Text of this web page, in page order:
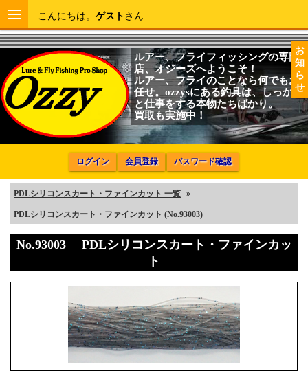
お
知
ら
せ
こんにちは。 ゲスト さん
ルアー、フライフィッシングの専門
店、オジーズへようこそ！
ルアー、フライのことなら何でもお
任せ。ozzysにある釣具は、しっかり
と仕事をする本物たちばかり。
買取も実施中！
ログイン 会員登録 パスワード確認
PDLシリコンスカート・ファインカット 一覧 »
PDLシリコンスカート・ファインカット (No.93003)
No.93003 PDLシリコンスカート・ファインカッ
ト